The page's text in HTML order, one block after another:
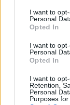
I want to
Personal
Opted In
I want to
Personal
Opted In
I want to
Retention,
Personal
Purposes for